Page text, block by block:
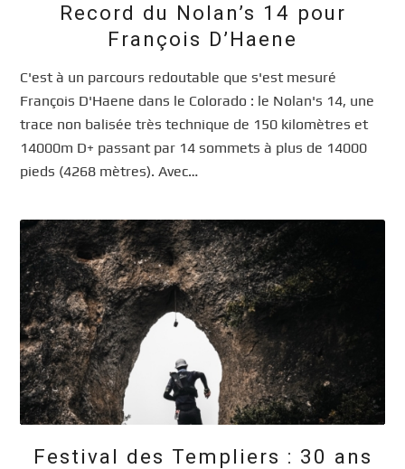
Record du Nolan’s 14 pour
François D’Haene
C'est à un parcours redoutable que s'est mesuré
François D'Haene dans le Colorado : le Nolan's 14, une
trace non balisée très technique de 150 kilomètres et
14000m D+ passant par 14 sommets à plus de 14000
pieds (4268 mètres). Avec…
Festival des Templiers : 30 ans